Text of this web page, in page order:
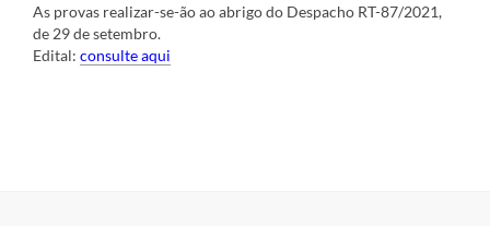
As provas realizar-se-ão ao abrigo do Despacho RT-87/2021,
de 29 de setembro.
Edital: consulte aqui